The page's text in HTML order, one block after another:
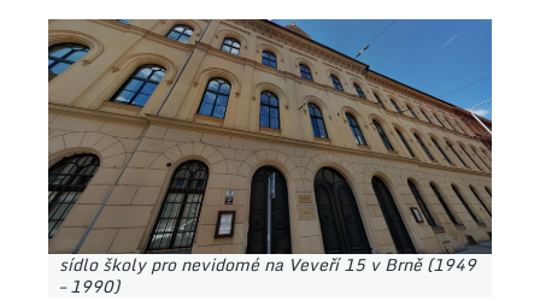
sídlo školy pro nevidomé na Veveří 15 v Brně (1949
– 1990)